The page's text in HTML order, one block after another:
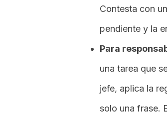
Contesta con
pendiente y la
Para
una tarea que
jefe, aplica la
solo una frase.